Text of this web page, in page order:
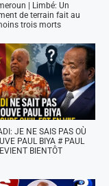
| Limbé: Un
de terrain fait au
trois morts
JE NE SAIS PAS OÙ
PAUL BIYA # PAUL
BIENTÔT